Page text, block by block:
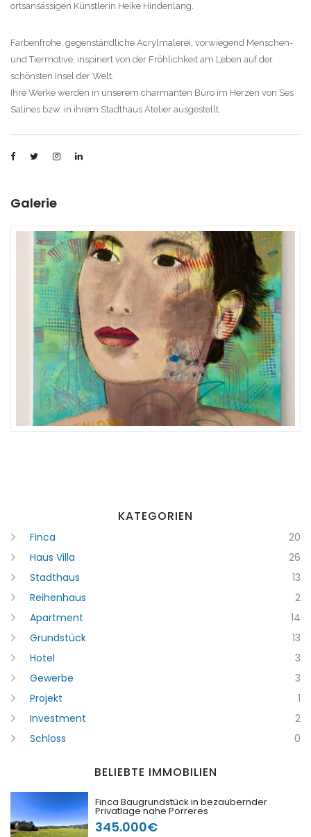
ortsansässigen Künstlerin Heike Hindenlang.
Farbenfrohe, gegenständliche Acrylmalerei, vorwiegend Menschen-
und Tiermotive, inspiriert von der Fröhlichkeit am Leben auf der
schönsten Insel der Welt.
Ihre Werke werden in unserem charmanten Büro im Herzen von Ses
Salines bzw. in ihrem Stadthaus Atelier ausgestellt.
Galerie
KATEGORIEN
Finca
20
Haus Villa
26
Stadthaus
13
Reihenhaus
2
Apartment
14
Grundstück
13
Hotel
3
Gewerbe
3
Projekt
1
Investment
2
Schloss
0
BELIEBTE IMMOBILIEN
Finca Baugrundstück in bezaubernder
Privatlage nahe Porreres
345.000€